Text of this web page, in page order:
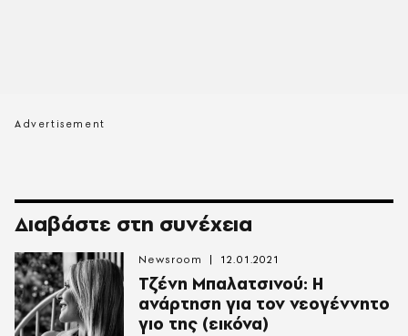
Διαβάστε στη συνέχεια
Τζένη Μπαλατσινού: Η
ανάρτηση για τον νεογέννητο
γιο της (εικόνα)
Newsroom 12.01.2021